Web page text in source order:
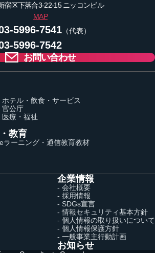
宿区下落合3-22-15ニッコンビル
MAP
5996-7541（代表）
5996-7542
お問い合わせ
ホテル・飲食・サービス
官公庁
医療・福祉
教育
ラーニング・通信教育教材
企業情報
- 会社概要
- 採用情報
- SDGs宣言
- 情報セキュリティ基本方針
- 個人情報の取り扱いについて
- 個人情報保護方針
- 一般事業主行動計画
お知らせ